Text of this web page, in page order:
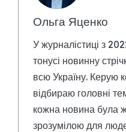
Ольга Яценко
У журналістиці з
тонусі новинну
всю Україну. Керую
відбираю головні
кожна новина була
зрозумілою для